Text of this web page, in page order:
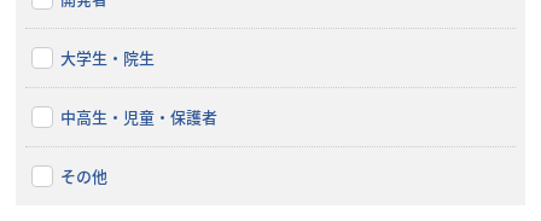
大学生・院生
中高生・児童・保護者
その他